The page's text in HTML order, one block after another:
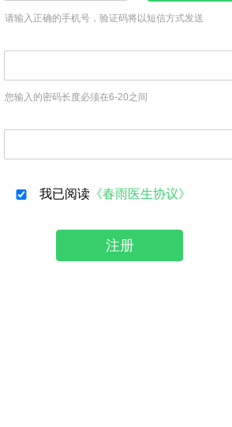
请输入正确的手机号，验证码将以短信方式发送
您输入的密码长度必须在6-20之间
我已阅读 《春雨医生协议》
注册